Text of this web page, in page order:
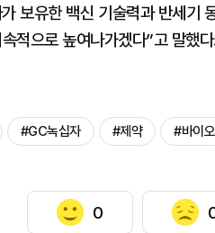
보유한 백신 기술력과 반세기
적으로 높여나가겠다”고 말했
#GC녹십자 #제약 #바이오
0